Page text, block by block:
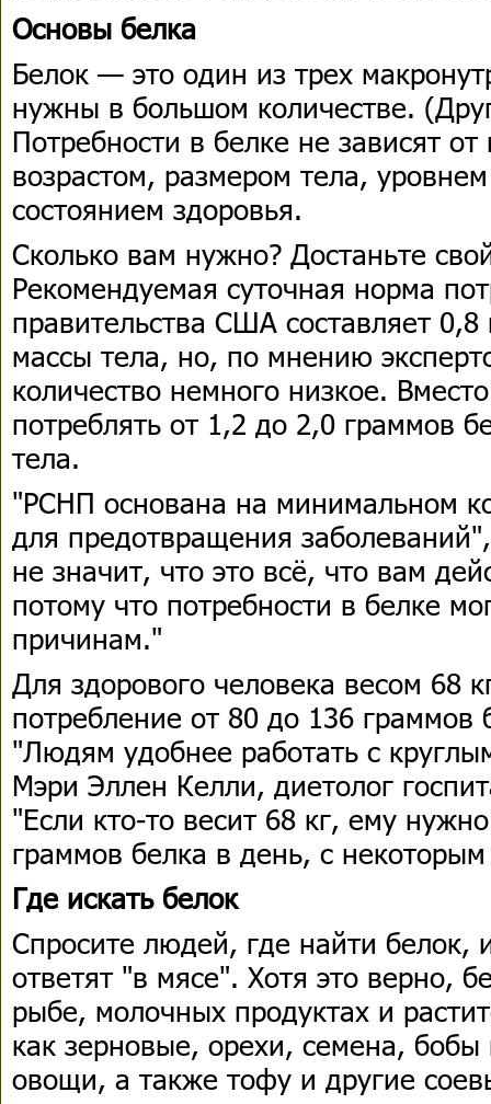
Основы белка
Белок — это один из трех
нужны в большом количестве.
Потребности в белке не зависят
возрастом, размером тела,
состоянием здоровья.
Сколько вам нужно? Достаньте
Рекомендуемая суточная норма
правительства США составляет
массы тела, но, по мнению
количество немного низкое.
потреблять от 1,2 до 2,0 граммов
тела.
"РСНП основана на минимальном
для предотвращения
не значит, что это всё, что вам
потому что потребности в белке
причинам."
Для здорового человека весом 68
потребление от 80 до 136
"Людям удобнее работать с
Мэри Эллен Келли, диетолог
"Если кто-то весит 68 кг, ему
граммов белка в день, с
Где искать белок
Спросите людей, где найти белок,
ответят "в мясе". Хотя это верно,
рыбе, молочных продуктах и
как зерновые, орехи, семена,
овощи, а также тофу и другие